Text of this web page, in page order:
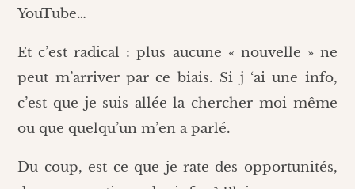
YouTube…
Et c’est radical : plus aucune « nouvelle » ne
peut m’arriver par ce biais. Si j ‘ai une info,
c’est que je suis allée la chercher moi-même
ou que quelqu’un m’en a parlé.
Du coup, est-ce que je rate des opportunités,